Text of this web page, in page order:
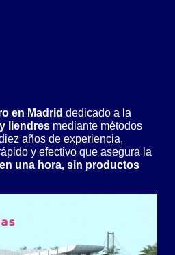
en Madrid dedicado a la
liendres mediante métodos
años de experiencia,
y efectivo que asegura la
una hora, sin productos